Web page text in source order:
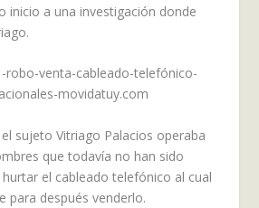
inicio a una investigación donde
sujeto Vitriago Palacios operaba
que todavía no han sido
el cableado telefónico al cual
para después venderlo.